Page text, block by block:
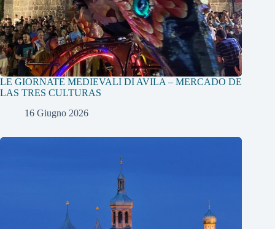
LE GIORNATE MEDIEVALI DI AVILA – MERCADO DE
LAS TRES CULTURAS
16 Giugno 2026